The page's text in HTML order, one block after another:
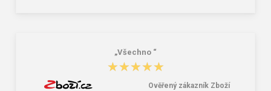
„Všechno “
★★★★★
★★★★★
Ověřený zákazník Zboží